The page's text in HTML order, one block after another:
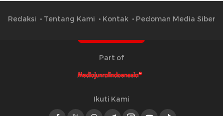
Redaksi Tentang Kami Kontak Pedoman Media Siber
Part of
Ikuti Kami